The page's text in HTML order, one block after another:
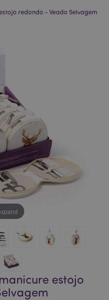
redondo - Veado Selvagem
estojo